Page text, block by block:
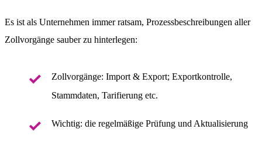
Es ist als Unternehmen immer ratsam, Prozessbeschreibungen aller
Zollvorgänge sauber zu hinterlegen:
Zollvorgänge: Import & Export; Exportkontrolle,
Stammdaten, Tarifierung etc.
Wichtig: die regelmäßige Prüfung und Aktualisierung